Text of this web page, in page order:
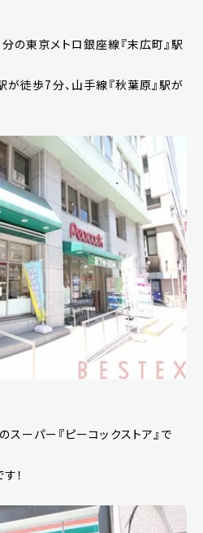
の東京メトロ銀座線『末広町』駅
が徒歩7分、山手線『秋葉原』駅が
ーパー『ピーコックストア』で
！